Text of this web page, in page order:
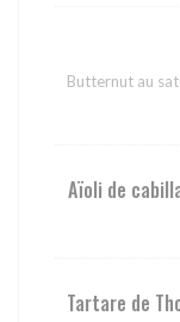
Butternut au
Aïoli de
Tartare de